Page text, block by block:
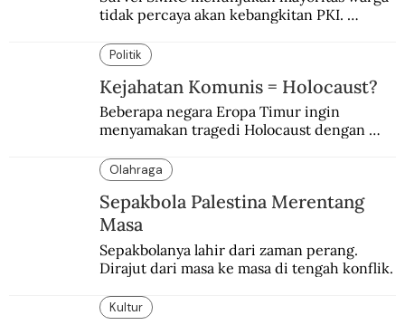
tidak percaya akan kebangkitan PKI.
tujuan politik.
Politik
Kejahatan Komunis = Holocaust?
Beberapa negara Eropa Timur ingin
menyamakan tragedi Holocaust dengan
Olahraga
Sepakbola Palestina Merentang
Masa
Sepakbolanya lahir dari zaman perang.
Dirajut dari masa ke masa di tengah konflik.
Kultur